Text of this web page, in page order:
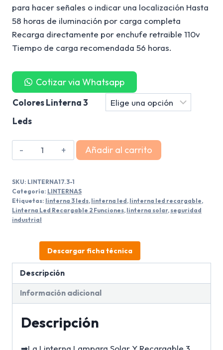
para hacer señales o indicar una localización Hasta
58 horas de iluminación por carga completa
Recarga directamente por enchufe retraible 110v
Tiempo de carga recomendada 56 horas.
Cotizar via Whatsapp
Colores Linterna 3
Leds
Linterna
Lampara
3
Funciones
cantidad
Añadir al carrito
SKU: LINTERNA17.3-1
Categoría: LINTERNAS
Etiquetas: linterna 3 leds, linterna led, linterna led recargable,
Linterna Led Recargable 2 Funciones, linterna solar, seguridad
industrial
Descargar ficha técnica
Descripción
Información adicional
Descripción